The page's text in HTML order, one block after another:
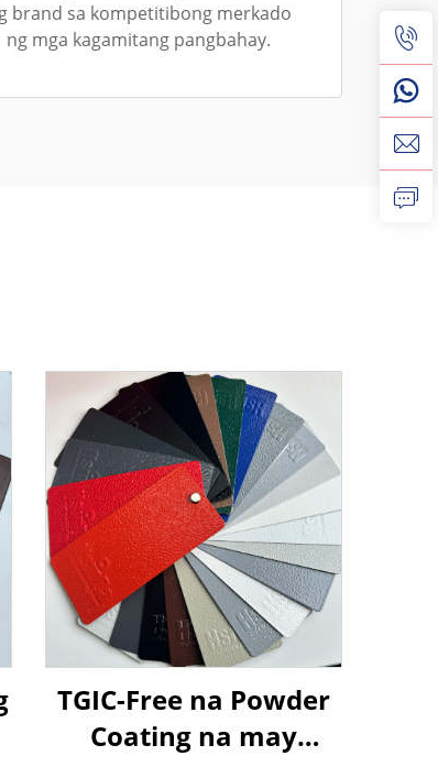
brand sa kompetitibong merkado
ng mga kagamitang pangbahay.
TGIC-Free na Powder
Coating na may